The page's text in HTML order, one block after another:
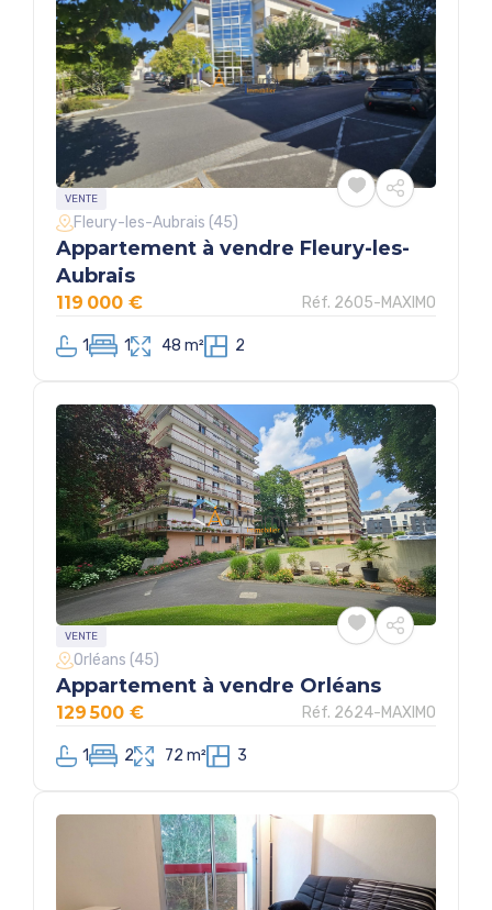
VENTE
Réf. 2605-MAXIMO
Fleury-les-Aubrais (45)
Appartement à vendre Fleury-les-
Aubrais
1 1 48 m² 2
119 000 €
VENTE
Réf. 2624-MAXIMO
Orléans (45)
Appartement à vendre Orléans
1 2 72 m² 3
129 500 €